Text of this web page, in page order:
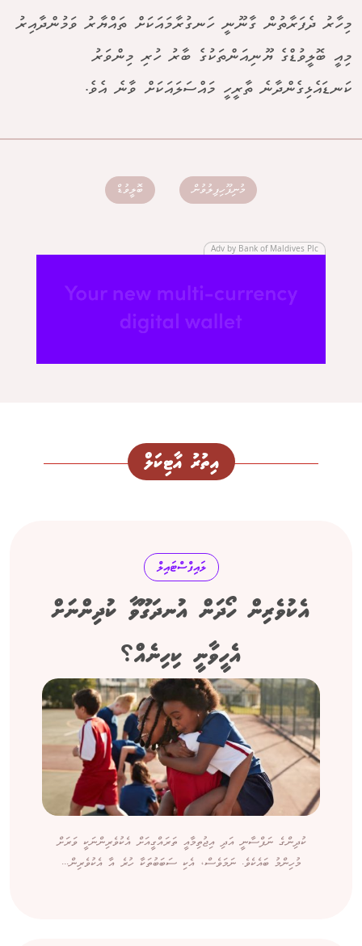
މިހާރު ދެފަރާތުން ގާނޫނީ ހަނގުރާމައަކަށް ތައްޔާރު ވަމުންދާއިރު
މިއީ ބޮލީވުޑްގެ ޔޫނިއަންތަކުގެ ބާރު ހުރި މިންވަރު
ކަނޑައެޅިގެންދާނެ ތާރީހީ މައްސަލައަކަށް ވާނެ އެވެ.
މުނިފޫހިފިލުވުން ބޮލީވުޑް
Adv by Bank of Maldives Plc
އިތުރު އާޓިކަލް
ލައިފްސްޓައިލް
އެކުވެރިން ހޯދަން އުނދަގޫވާ ކުދިންނަށް
އެހީވާނީ ކިހިނެއް؟
ކުދިންގެ ނަފްސާނީ އަދި އިޖުތިމާއީ ތަރައްގީއަށް އެކުވެރިންނަކީ ވަރަށް
މުހިންމު ބައެކެވެ. ނަމަވެސް، އެކި ސަބަބުތަކާ ހުރެ އާ އެކުވެރިން...